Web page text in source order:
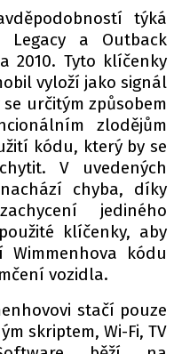
autoroad.cz je
IČ: 118 23 054
týká
Legacy a Outback
2010. Tyto klíčenky
vyloží jako signál
určitým způsobem
zlodějům
kódu, který by se
V uvedených
chyba, díky
jediného
klíčenky, aby
kódu
vozidla.
stačí pouze
skriptem, Wi-Fi, TV